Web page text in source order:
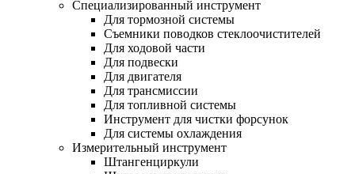
Специализированный инструмент
Для тормозной системы
Съемники поводков стеклоочистителей
Для ходовой части
Для подвески
Для двигателя
Для трансмиссии
Для топливной системы
Инструмент для чистки форсунок
Для системы охлаждения
Измерительный инструмент
Штангенциркули